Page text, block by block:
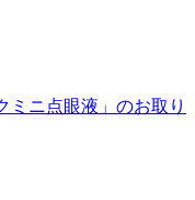
ミニ点眼液」のお取り